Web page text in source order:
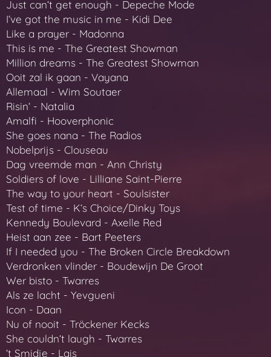
Just canʻt get enough - Depeche Mode
Iʻve got the music in me - Kidi Dee
Like a prayer - Madonna
This is me - The Greatest Showman
Million dreams - The Greatest Showman
Ooit zal ik gaan - Vayana
Allemaal - Wim Soutaer
Risinʻ - Natalia
Amalfi - Hooverphonic
She goes nana - The Radios
Nobelprijs - Clouseau
Dag vreemde man - Ann Christy
Soldiers of love - Lilliane Saint-Pierre
The way to your heart - Soulsister
Test of time - Kʻs Choice/Dinky Toys
Kennedy Boulevard - Axelle Red
Heist aan zee - Bart Peeters
If I needed you - The Broken Circle Breakdown
Verdronken vlinder - Boudewijn De Groot
Wer bisto - Twarres
Als ze lacht - Yevgueni
Icon - Daan
Nu of nooit - Tröckener Kecks
She couldnʻt laugh - Twarres
ʻt Smidje - Lais